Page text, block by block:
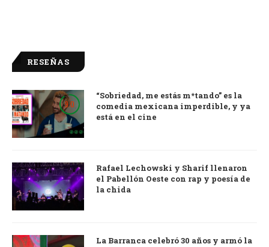
RESEÑAS
9.0
“Sobriedad, me estás m*tando” es la
comedia mexicana imperdible, y ya
está en el cine
Rafael Lechowski y Sharif llenaron
el Pabellón Oeste con rap y poesía de
la chida
La Barranca celebró 30 años y armó la